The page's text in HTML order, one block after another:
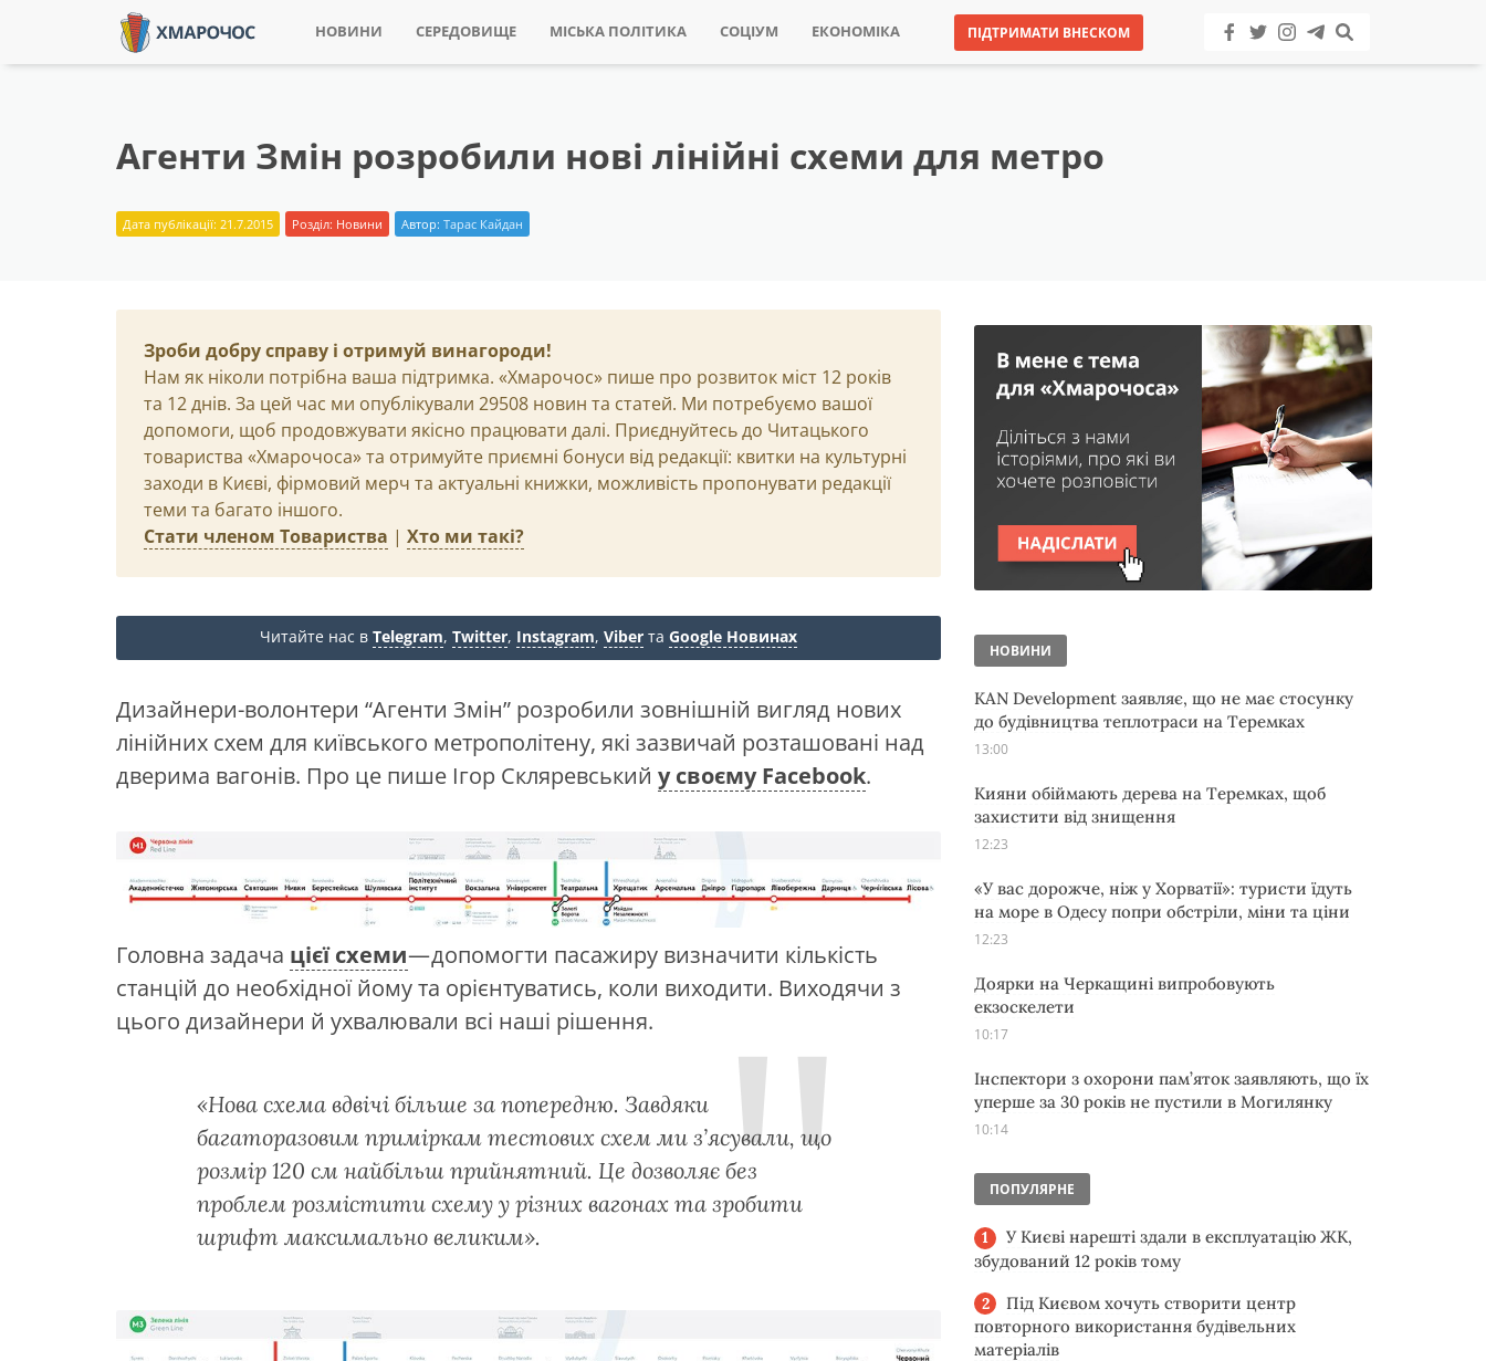
НОВИНИ СЕРЕДОВИЩЕ МІСЬКА ПОЛІТИКА СОЦІУМ ЕКОНОМІКА ПІДТРИМАТИ ВНЕСКОМ
Агенти Змін розробили нові лінійні схеми для метро
Дата публікації: 21.7.2015 Розділ: Новини Автор: Тарас Кайдан
Зроби добру справу і отримуй винагороди!
Нам як ніколи потрібна ваша підтримка. «Хмарочос» пише про розвиток міст 12 років
та 12 днів. За цей час ми опублікували 29508 новин та статей. Ми потребуємо вашої
допомоги, щоб продовжувати якісно працювати далі. Приєднуйтесь до Читацького
товариства «Хмарочоса» та отримуйте приємні бонуси від редакції: квитки на культурні
заходи в Києві, фірмовий мерч та актуальні книжки, можливість пропонувати редакції
теми та багато іншого.
Стати членом Товариства | Хто ми такі?
Читайте нас в Telegram, Twitter, Instagram, Viber та Google Новинах
Дизайнери-волонтери “Агенти Змін” розробили зовнішній вигляд нових
лінійних схем для київського метрополітену, які зазвичай розташовані над
дверима вагонів. Про це пише Ігор Скляревський у своєму Facebook.
Головна задача цієї схеми— допомогти пасажиру визначити кількість
станцій до необхідної йому та орієнтуватись, коли виходити. Виходячи з
цього дизайнери й ухвалювали всі наші рішення.
«Нова схема вдвічі більше за попередню. Завдяки
багаторазовим приміркам тестових схем ми з’ясували, що
розмір 120 см найбільш прийнятний. Це дозволяє без
проблем розмістити схему у різних вагонах та зробити
шрифт максимально великим».
НОВИНИ
KAN Development заявляє, що не має стосунку
до будівництва теплотраси на Теремках
13:00
Кияни обіймають дерева на Теремках, щоб
захистити від знищення
12:23
«У вас дорожче, ніж у Хорватії»: туристи їдуть
на море в Одесу попри обстріли, міни та ціни
12:23
Доярки на Черкащині випробовують
екзоскелети
10:17
Інспектори з охорони пам’яток заявляють, що їх
уперше за 30 років не пустили в Могилянку
10:14
ПОПУЛЯРНЕ
У Києві нарешті здали в експлуатацію ЖК,
збудований 12 років тому
Під Києвом хочуть створити центр
повторного використання будівельних
матеріалів